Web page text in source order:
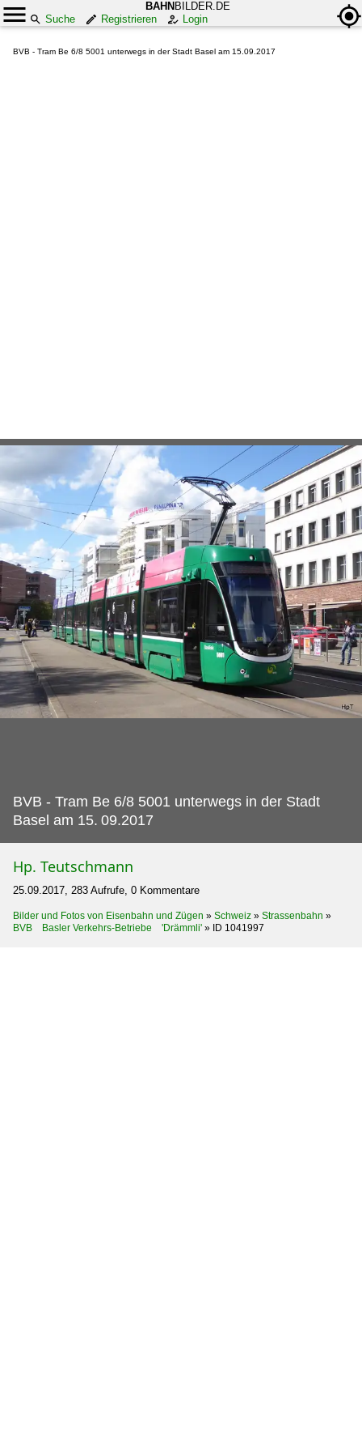
BAHN BILDER.DE
Suche
Registrieren Login
BVB - Tram Be 6/8 5001 unterwegs in der Stadt Basel am 15.09.2017
BVB - Tram Be 6/8 5001 unterwegs in der Stadt
Basel am 15. 09.2017
Hp. Teutschmann
25.09.2017, 283 Aufrufe, 0 Kommentare
Bilder und Fotos von Eisenbahn und Zügen » Schweiz » Strassenbahn »
BVB Basler Verkehrs-Betriebe 'Drämmli' » ID 1041997